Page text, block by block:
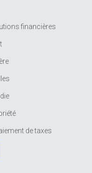
financières
de taxes